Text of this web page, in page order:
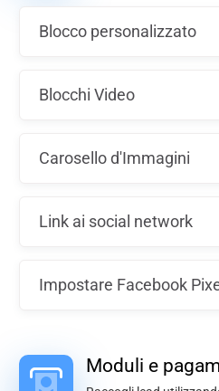
Blocco personalizzato
Blocchi Video
Carosello d'Immagini
Link ai social network
Impostare Facebook
Moduli e